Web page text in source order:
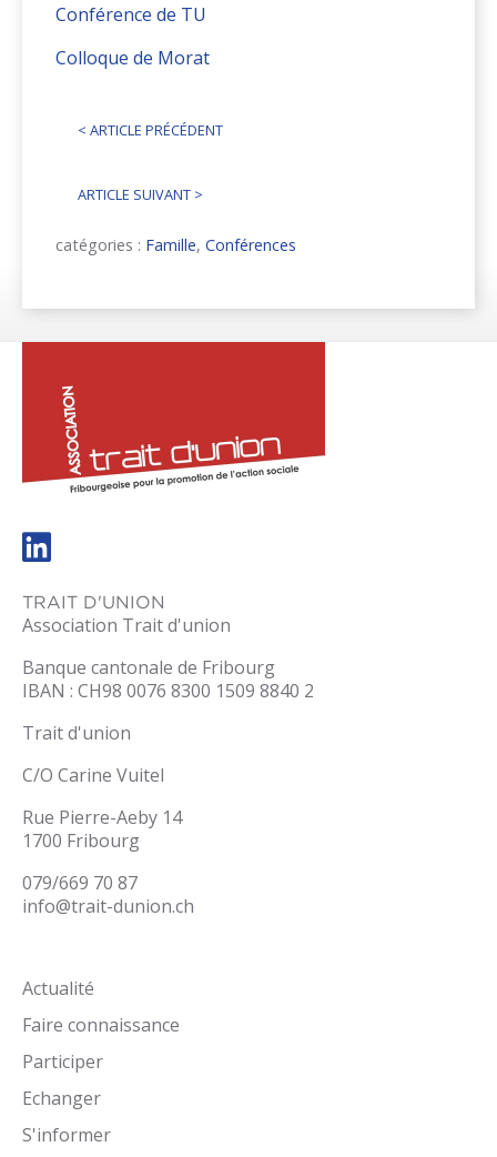
Conférence de TU
Colloque de Morat
< ARTICLE PRÉCÉDENT
ARTICLE SUIVANT >
catégories : Famille, Conférences
TRAIT D'UNION
Association Trait d'union
Banque cantonale de Fribourg
IBAN : CH98 0076 8300 1509 8840 2
Trait d'union
C/O Carine Vuitel
Rue Pierre-Aeby 14
1700 Fribourg
079/669 70 87
info@trait-dunion.ch
Actualité
Faire connaissance
Participer
Echanger
S'informer